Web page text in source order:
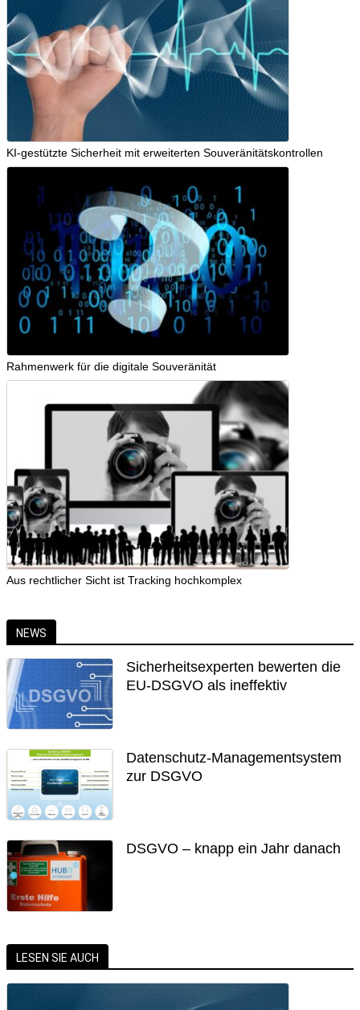
KI-gestützte Sicherheit mit erweiterten Souveränitätskontrollen
Rahmenwerk für die digitale Souveränität
Aus rechtlicher Sicht ist Tracking hochkomplex
NEWS
Sicherheitsexperten bewerten die
EU-DSGVO als ineffektiv
Datenschutz-Managementsystem
zur DSGVO
DSGVO – knapp ein Jahr danach
LESEN SIE AUCH